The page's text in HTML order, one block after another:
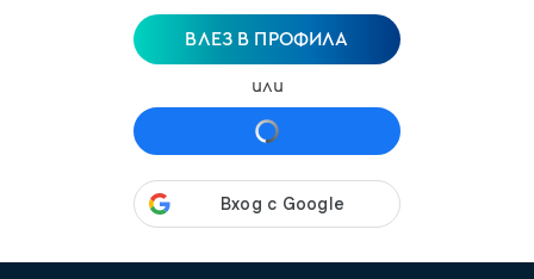
ВЛЕЗ В ПРОФИЛА
или